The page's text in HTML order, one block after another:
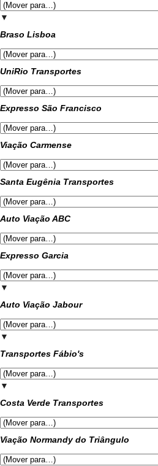
▼
Braso Lisboa
UniRio Transportes
Expresso São Francisco
Viação Carmense
Santa Eugênia Transportes
Auto Viação ABC
Expresso Garcia
▼
Auto Viação Jabour
▼
Transportes Fábio's
▼
Costa Verde Transportes
Viação Normandy do Triângulo